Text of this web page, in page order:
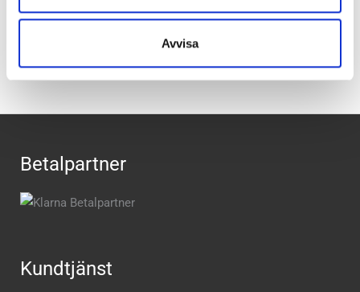
Avvisa
Recensioner
Betalpartner
Kundtjänst